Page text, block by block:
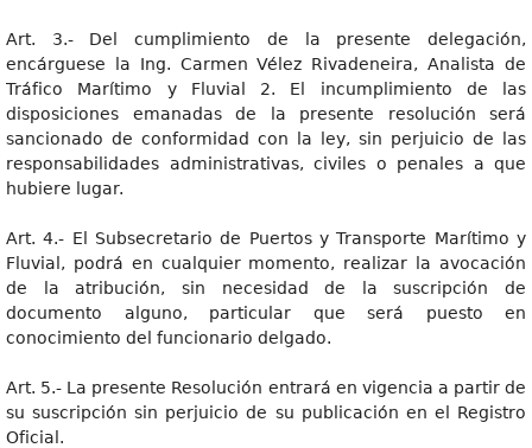
Art. 3.- Del cumplimiento de la presente delegación,
encárguese la Ing. Carmen Vélez Rivadeneira, Analista de
Tráfico Marítimo y Fluvial 2. El incumplimiento de las
disposiciones emanadas de la presente resolución será
sancionado de conformidad con la ley, sin perjuicio de las
responsabilidades administrativas, civiles o penales a que
hubiere lugar.
Art. 4.- El Subsecretario de Puertos y Transporte Marítimo y
Fluvial, podrá en cualquier momento, realizar la avocación
de la atribución, sin necesidad de la suscripción de
documento alguno, particular que será puesto en
conocimiento del funcionario delgado.
Art. 5.- La presente Resolución entrará en vigencia a partir de
su suscripción sin perjuicio de su publicación en el Registro
Oficial.